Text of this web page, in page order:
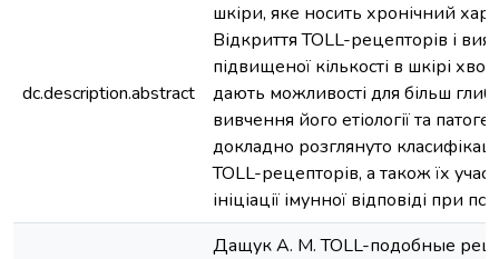
dc.description.abstract
шкіри, яке носить хронічний
Відкриття TOLL-рецепторів і
підвищеної кількості в шкірі
дають можливості для більш
вивчення його етіології та
докладно розглянуто
TOLL-рецепторів, а також їх
ініціації імунної відповіді при
Дащук А. М. TOLL-подобные